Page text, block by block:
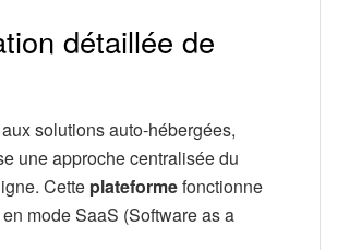
détaillée de
solutions auto-hébergées,
une approche centralisée du
Cette plateformefonctionne
mode SaaS (Software as a